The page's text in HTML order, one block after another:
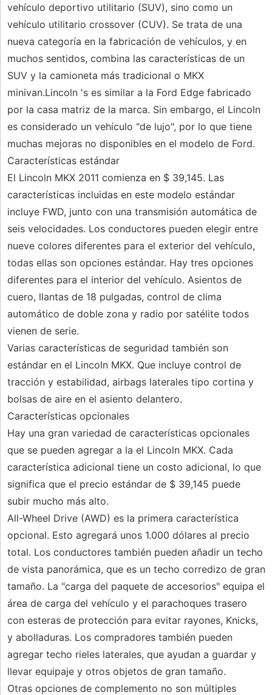
vehículo deportivo utilitario (SUV), sino como un
vehículo utilitario crossover (CUV). Se trata de una
nueva categoría en la fabricación de vehículos, y en
muchos sentidos, combina las características de un
SUV y la camioneta más tradicional o MKX
minivan.Lincoln 's es similar a la Ford Edge fabricado
por la casa matriz de la marca. Sin embargo, el Lincoln
es considerado un vehículo "de lujo", por lo que tiene
muchas mejoras no disponibles en el modelo de Ford.
Características estándar
El Lincoln MKX 2011 comienza en $ 39,145. Las
características incluidas en este modelo estándar
incluye FWD, junto con una transmisión automática de
seis velocidades. Los conductores pueden elegir entre
nueve colores diferentes para el exterior del vehículo,
todas ellas son opciones estándar. Hay tres opciones
diferentes para el interior del vehículo. Asientos de
cuero, llantas de 18 pulgadas, control de clima
automático de doble zona y radio por satélite todos
vienen de serie.
Varias características de seguridad también son
estándar en el Lincoln MKX. Que incluye control de
tracción y estabilidad, airbags laterales tipo cortina y
bolsas de aire en el asiento delantero.
Características opcionales
Hay una gran variedad de características opcionales
que se pueden agregar a la el Lincoln MKX. Cada
característica adicional tiene un costo adicional, lo que
significa que el precio estándar de $ 39,145 puede
subir mucho más alto.
All-Wheel Drive (AWD) es la primera característica
opcional. Esto agregará unos 1.000 dólares al precio
total. Los conductores también pueden añadir un techo
de vista panorámica, que es un techo corredizo de gran
tamaño. La "carga del paquete de accesorios" equipa el
área de carga del vehículo y el parachoques trasero
con esteras de protección para evitar rayones, Knicks,
y abolladuras. Los compradores también pueden
agregar techo rieles laterales, que ayudan a guardar y
llevar equipaje y otros objetos de gran tamaño.
Otras opciones de complemento no son múltiples